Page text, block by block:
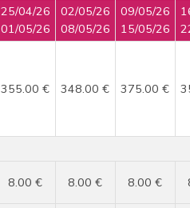
25/04/26
01/05/26
02/05/26
08/05/26
09/05/26
15/05/26
355.00 € 348.00 € 375.00 €
8.00 € 8.00 € 8.00 €